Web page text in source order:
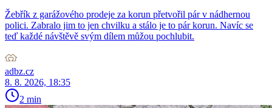
Žebřík z garážového prodeje za korun přetvořil pár v nádhernou
polici. Zabralo jim to jen chvilku a stálo je to pár korun. Navíc se
teď každé návštěvě svým dílem můžou pochlubit.
adbz.cz
8. 8. 2026, 18:35
2 min